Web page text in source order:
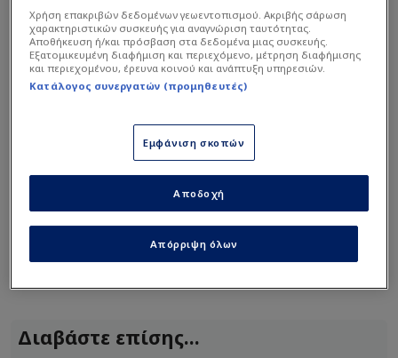
Στο επίκεντρο βρέθηκε αρχικά η περίπτωση του
ξεκαθαρίζει πως δεν θεωρεί ρεαλιστικό ένα
σενάριο επιστροφής του στην Ελλάδα για
λογαριασμό του Παναθηναϊκού. Ο
δημοσιογράφος στάθηκε στο γεγονός ότι ο
παίκτης έχει ήδη συνδεθεί με ομάδες μεγάλων
ευρωπαϊκών πρωταθλημάτων, κάτι που κάνει
Διαβάστε επίσης...
Χρήση επακριβών δεδομένων γεωεντοπισμού. Ακριβής σάρωση
χαρακτηριστικών συσκευής για αναγνώριση ταυτότητας.
Αποθήκευση ή/και πρόσβαση στα δεδομένα μιας συσκευής.
Εξατομικευμένη διαφήμιση και περιεχόμενο, μέτρηση διαφήμισης
και περιεχομένου, έρευνα κοινού και ανάπτυξη υπηρεσιών.
Κατάλογος συνεργατών (προμηθευτές)
Εμφάνιση σκοπών
Απόρριψη όλων
Αποδοχή